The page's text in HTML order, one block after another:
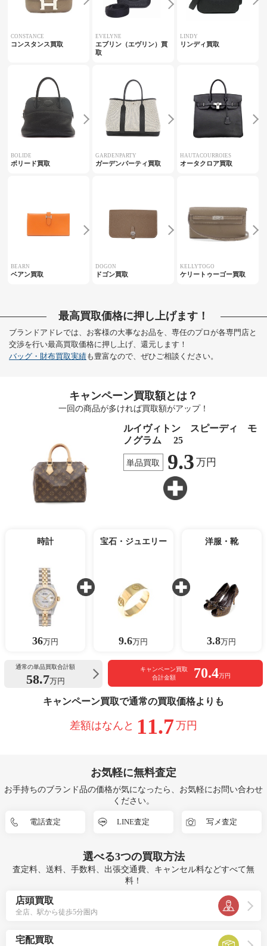
CONSTANCE
コンスタンス買取
EVELYNE
エブリン（エヴリン）買
取
LINDY
リンディ買取
BOLIDE
ボリード買取
GARDENPARTY
ガーデンパーティ買取
HAUTACOURROIES
オータクロア買取
BEARN
ベアン買取
DOGON
ドゴン買取
KELLYTOGO
ケリートゥーゴー買取
最高買取価格に押し上げます！
ブランドアドレでは、お客様の大事なお品を、専任のプロが各専門店と
交渉を行い最高買取価格に押し上げ、還元します！
バッグ・財布買取実績も豊富なので、ぜひご相談ください。
キャンペーン買取額とは？
一回の商品が多ければ買取額がアップ！
ルイヴィトン スピーディ モ
ノグラム 25
単品買取 9.3 万円
時計
36万円
宝石・ジュエリー
9.6万円
洋服・靴
3.8万円
通常の単品買取合計額
58.7万円
キャンペーン買取
合計金額
70.4万円
キャンペーン買取で通常の買取価格よりも
差額はなんと 11.7万円
お気軽に無料査定
お手持ちのブランド品の価格が気になったら、お気軽にお問い合わせ
ください。
電話査定 LINE査定 写メ査定
選べる3つの買取方法
査定料、送料、手数料、出張交通費、キャンセル料などすべて無
料！
店頭買取
全店、駅から徒歩5分圏内
宅配買取